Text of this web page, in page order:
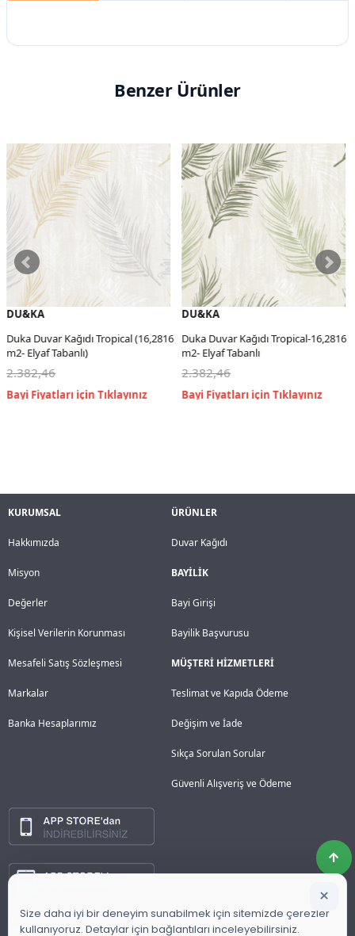
Benzer Ürünler
DU&KA
Duka Duvar Kağıdı Tropical (16,2816
m2- Elyaf Tabanlı)
2.382,46
DU&KA
Duka Duvar Kağıdı Tropical-16,2816
m2- Elyaf Tabanlı
2.382,46
KURUMSAL
Hakkımızda
Misyon
Değerler
Kişisel Verilerin Korunması
Mesafeli Satış Sözleşmesi
Markalar
Banka Hesaplarımız
ÜRÜNLER
Duvar Kağıdı
BAYİLİK
Bayi Girişi
Bayilik Başvurusu
MÜŞTERİ HİZMETLERİ
Teslimat ve Kapıda Ödeme
Değişim ve İade
Sıkça Sorulan Sorular
Güvenli Alışveriş ve Ödeme
Size daha iyi bir deneyim sunabilmek için sitemizde çerezler
kullanıyoruz. Detaylar için bağlantıları inceleyebilirsiniz.
×